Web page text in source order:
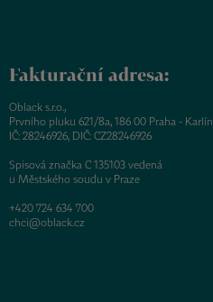
Fakturační adresa:
Oblack s.r.o.,
Prvního pluku 621/8a, 186 00 Praha - Karlín
IČ: 28246926, DIČ: CZ28246926
Spisová značka C 135103 vedená
u Městského soudu v Praze
+420 724 634 700
chci@oblack.cz